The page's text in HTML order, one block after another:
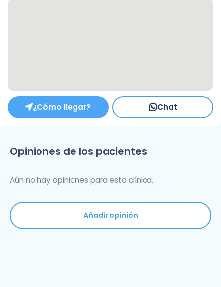
¿Cómo llegar? Chat
Opiniones de los pacientes
Aún no hay opiniones para esta clínica.
Añadir opinión